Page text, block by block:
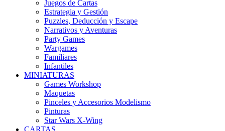
Juegos de Cartas
Estrategia y Gestión
Puzzles, Deducción y Escape
Narrativos y Aventuras
Party Games
Wargames
Familiares
Infantiles
MINIATURAS
Games Workshop
Maquetas
Pinceles y Accesorios Modelismo
Pinturas
Star Wars X-Wing
CARTAS